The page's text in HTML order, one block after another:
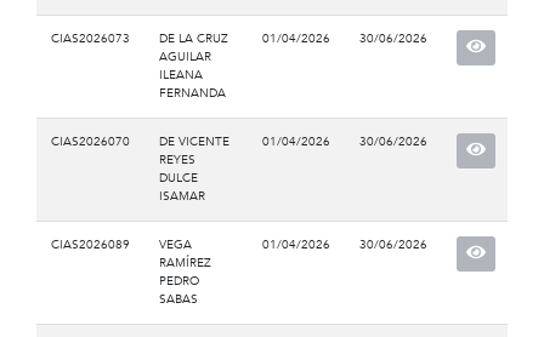
CIAS2026073
DE LA CRUZ
AGUILAR
ILEANA
FERNANDA
01/04/2026 30/06/2026
CIAS2026070
DE VICENTE
REYES
DULCE
ISAMAR
01/04/2026 30/06/2026
CIAS2026089
VEGA
RAMÍREZ
PEDRO
SABAS
01/04/2026 30/06/2026